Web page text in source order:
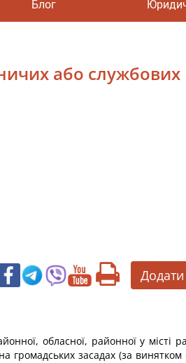
Блог
або службових
обласної, районної у місті
громадських засадах (за винятком